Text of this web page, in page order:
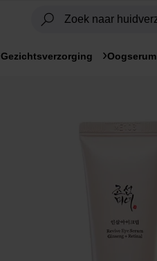
Gezichtsverzorging Oogserum